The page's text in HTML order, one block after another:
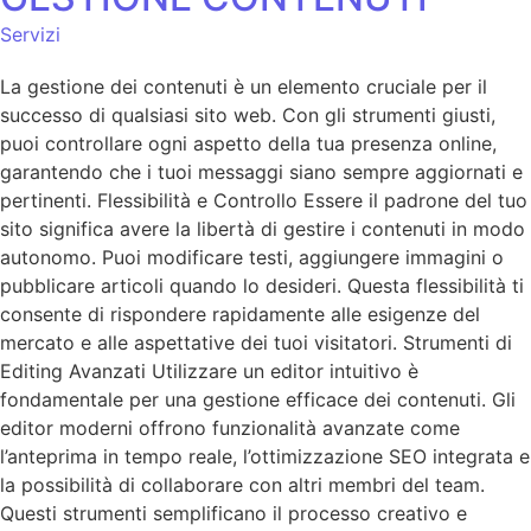
Servizi
La gestione dei contenuti è un elemento cruciale per il
successo di qualsiasi sito web. Con gli strumenti giusti,
puoi controllare ogni aspetto della tua presenza online,
garantendo che i tuoi messaggi siano sempre aggiornati e
pertinenti. Flessibilità e Controllo Essere il padrone del tuo
sito significa avere la libertà di gestire i contenuti in modo
autonomo. Puoi modificare testi, aggiungere immagini o
pubblicare articoli quando lo desideri. Questa flessibilità ti
consente di rispondere rapidamente alle esigenze del
mercato e alle aspettative dei tuoi visitatori. Strumenti di
Editing Avanzati Utilizzare un editor intuitivo è
fondamentale per una gestione efficace dei contenuti. Gli
editor moderni offrono funzionalità avanzate come
l’anteprima in tempo reale, l’ottimizzazione SEO integrata e
la possibilità di collaborare con altri membri del team.
Questi strumenti semplificano il processo creativo e